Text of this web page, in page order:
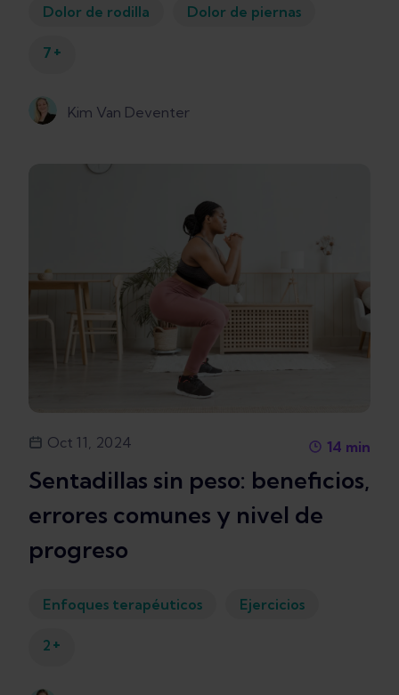
Dolor de rodilla Dolor de piernas
7 +
Kim Van Deventer
Oct 11, 2024 14 min
Sentadillas sin peso: beneficios,
errores comunes y nivel de
progreso
Enfoques terapéuticos Ejercicios
2 +